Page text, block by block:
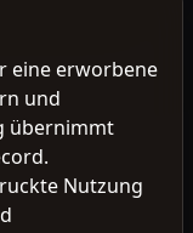
eine erworbene
und
übernimmt
Nutzung